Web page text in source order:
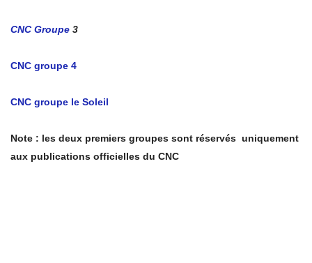
CNC Groupe 3
CNC groupe 4
CNC groupe le Soleil
Note : les deux premiers groupes sont réservés uniquement
aux publications officielles du CNC